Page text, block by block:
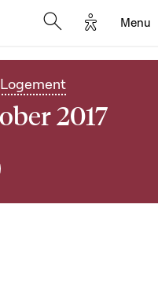
Options
Menu
2017
and meetings